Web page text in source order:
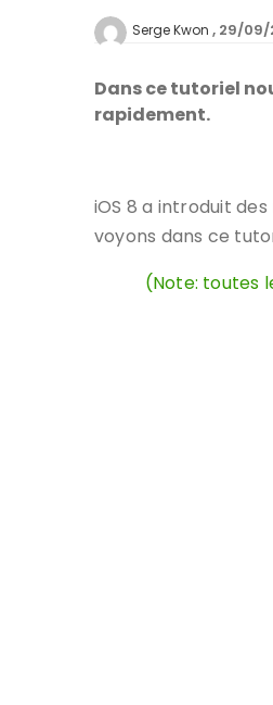
Serge Kwon 29/09/
Dans ce tutoriel
rapidement.
iOS 8 a introduit
voyons dans ce
(Note: toutes